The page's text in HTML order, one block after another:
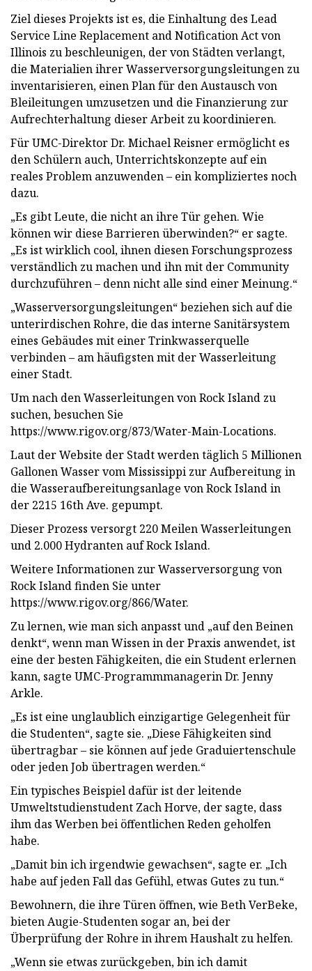
Ziel dieses Projekts ist es, die Einhaltung des Lead
Service Line Replacement and Notification Act von
Illinois zu beschleunigen, der von Städten verlangt,
die Materialien ihrer Wasserversorgungsleitungen zu
inventarisieren, einen Plan für den Austausch von
Bleileitungen umzusetzen und die Finanzierung zur
Aufrechterhaltung dieser Arbeit zu koordinieren.
Für UMC-Direktor Dr. Michael Reisner ermöglicht es
den Schülern auch, Unterrichtskonzepte auf ein
reales Problem anzuwenden – ein kompliziertes noch
dazu.
„Es gibt Leute, die nicht an ihre Tür gehen. Wie
können wir diese Barrieren überwinden?“ er sagte.
„Es ist wirklich cool, ihnen diesen Forschungsprozess
verständlich zu machen und ihn mit der Community
durchzuführen – denn nicht alle sind einer Meinung.“
„Wasserversorgungsleitungen“ beziehen sich auf die
unterirdischen Rohre, die das interne Sanitärsystem
eines Gebäudes mit einer Trinkwasserquelle
verbinden – am häufigsten mit der Wasserleitung
einer Stadt.
Um nach den Wasserleitungen von Rock Island zu
suchen, besuchen Sie
https://www.rigov.org/873/Water-Main-Locations.
Laut der Website der Stadt werden täglich 5 Millionen
Gallonen Wasser vom Mississippi zur Aufbereitung in
die Wasseraufbereitungsanlage von Rock Island in
der 2215 16th Ave. gepumpt.
Dieser Prozess versorgt 220 Meilen Wasserleitungen
und 2.000 Hydranten auf Rock Island.
Weitere Informationen zur Wasserversorgung von
Rock Island finden Sie unter
https://www.rigov.org/866/Water.
Zu lernen, wie man sich anpasst und „auf den Beinen
denkt“, wenn man Wissen in der Praxis anwendet, ist
eine der besten Fähigkeiten, die ein Student erlernen
kann, sagte UMC-Programmmanagerin Dr. Jenny
Arkle.
„Es ist eine unglaublich einzigartige Gelegenheit für
die Studenten“, sagte sie. „Diese Fähigkeiten sind
übertragbar – sie können auf jede Graduiertenschule
oder jeden Job übertragen werden.“
Ein typisches Beispiel dafür ist der leitende
Umweltstudienstudent Zach Horve, der sagte, dass
ihm das Werben bei öffentlichen Reden geholfen
habe.
„Damit bin ich irgendwie gewachsen“, sagte er. „Ich
habe auf jeden Fall das Gefühl, etwas Gutes zu tun.“
Bewohnern, die ihre Türen öffnen, wie Beth VerBeke,
bieten Augie-Studenten sogar an, bei der
Überprüfung der Rohre in ihrem Haushalt zu helfen.
„Wenn sie etwas zurückgeben, bin ich damit